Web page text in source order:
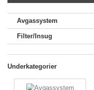
Avgassystem
Filter/Insug
Underkategorier